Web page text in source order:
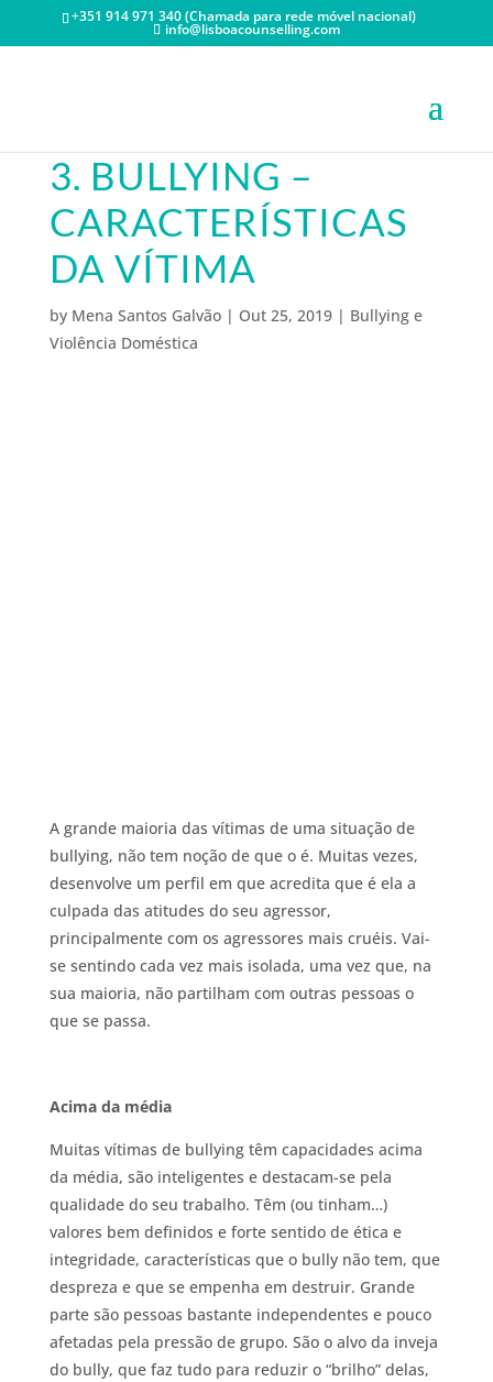
+351 914 971 340 (Chamada para rede móvel nacional)
info@lisboacounselling.com
3. BULLYING –
CARACTERÍSTICAS
DA VÍTIMA
by Mena Santos Galvão| Out 25, 2019| Bullying e
Violência Doméstica
A grande maioria das vítimas de uma situação de
bullying, não tem noção de que o é. Muitas vezes,
desenvolve um perfil em que acredita que é ela a
culpada das atitudes do seu agressor,
principalmente com os agressores mais cruéis. Vai-
se sentindo cada vez mais isolada, uma vez que, na
sua maioria, não partilham com outras pessoas o
que se passa.
Acima da média
Muitas vítimas de bullying têm capacidades acima
da média, são inteligentes e destacam-se pela
qualidade do seu trabalho. Têm (ou tinham…)
valores bem definidos e forte sentido de ética e
integridade, características que o bully não tem, que
despreza e que se empenha em destruir. Grande
parte são pessoas bastante independentes e pouco
afetadas pela pressão de grupo. São o alvo da inveja
do bully, que faz tudo para reduzir o “brilho” delas,